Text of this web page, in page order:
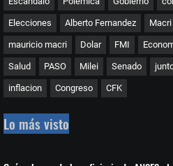
Elecciones Alberto Fernandez Macri
mauricio macri Dolar FMI
Salud PASO Milei Senado
inflacion Congreso CFK
Lo más visto